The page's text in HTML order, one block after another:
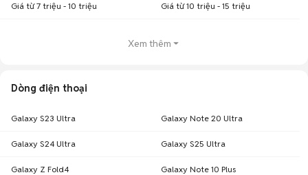
Giá từ 7 triệu - 10 triệu Giá từ 10 triệu - 15 triệu
Xem thêm
Dòng điện thoại
Galaxy S23 Ultra Galaxy Note 20 Ultra
Galaxy S24 Ultra Galaxy S25 Ultra
Galaxy Z Fold4 Galaxy Note 10 Plus